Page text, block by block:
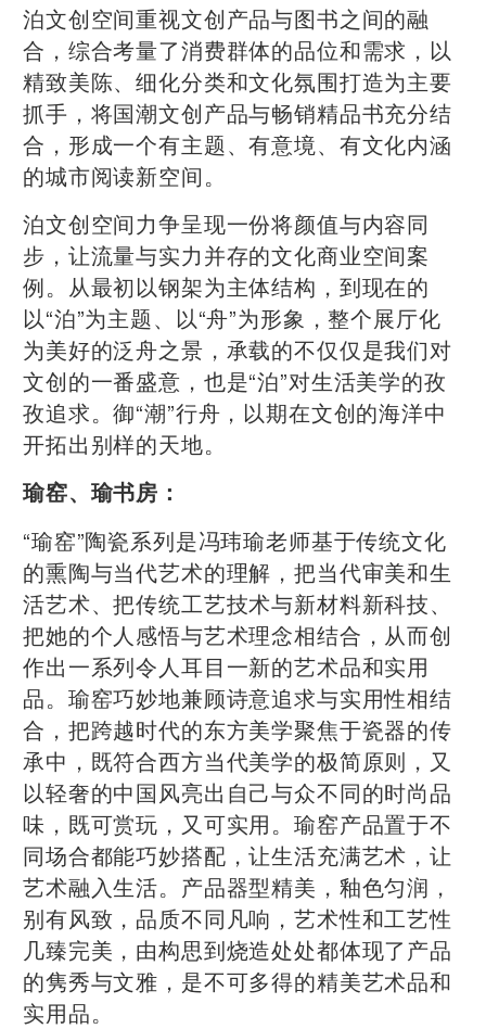
泊文创空间重视文创产品与图书之间的融
合，综合考量了消费群体的品位和需求，以
精致美陈、细化分类和文化氛围打造为主要
抓手，将国潮文创产品与畅销精品书充分结
合，形成一个有主题、有意境、有文化内涵
的城市阅读新空间。
泊文创空间力争呈现一份将颜值与内容同
步，让流量与实力并存的文化商业空间案
例。从最初以钢架为主体结构，到现在的
以“泊”为主题、以“舟”为形象，整个展厅化
为美好的泛舟之景，承载的不仅仅是我们对
文创的一番盛意，也是“泊”对生活美学的孜
孜追求。御“潮”行舟，以期在文创的海洋中
开拓出别样的天地。
瑜窑、瑜书房：
“瑜窑”陶瓷系列是冯玮瑜老师基于传统文化
的熏陶与当代艺术的理解，把当代审美和生
活艺术、把传统工艺技术与新材料新科技、
把她的个人感悟与艺术理念相结合，从而创
作出一系列令人耳目一新的艺术品和实用
品。瑜窑巧妙地兼顾诗意追求与实用性相结
合，把跨越时代的东方美学聚焦于瓷器的传
承中，既符合西方当代美学的极简原则，又
以轻奢的中国风亮出自己与众不同的时尚品
味，既可赏玩，又可实用。瑜窑产品置于不
同场合都能巧妙搭配，让生活充满艺术，让
艺术融入生活。产品器型精美，釉色匀润，
别有风致，品质不同凡响，艺术性和工艺性
几臻完美，由构思到烧造处处都体现了产品
的隽秀与文雅，是不可多得的精美艺术品和
实用品。